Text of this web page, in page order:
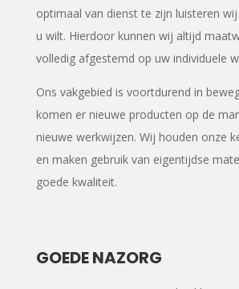
optimaal van dienst te zijn luisteren
u wilt. Hierdoor kunnen wij altijd
volledig afgestemd op uw individuele
Ons vakgebied is voortdurend in
komen er nieuwe producten op de
nieuwe werkwijzen. Wij houden onze
en maken gebruik van eigentijdse
goede kwaliteit.
GOEDE NAZORG